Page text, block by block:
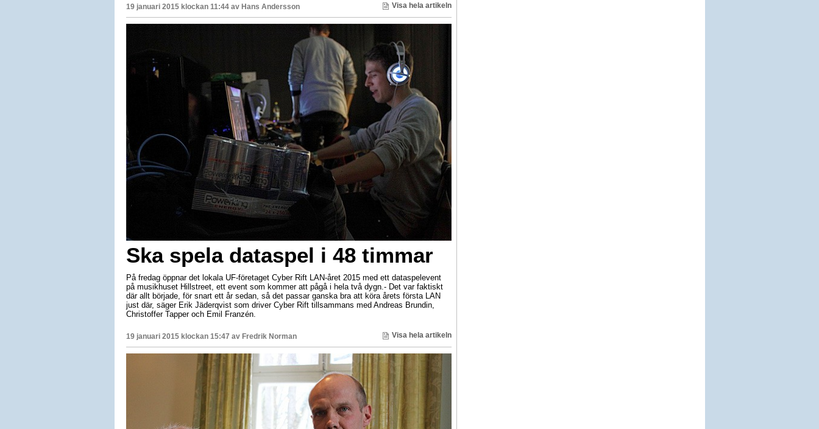
19 januari 2015 klockan 11:44 av Hans Andersson Visa hela artikeln
Ska spela dataspel i 48 timmar
På fredag öppnar det lokala UF-företaget Cyber Rift LAN-året 2015 med ett dataspelevent
på musikhuset Hillstreet, ett event som kommer att pågå i hela två dygn.- Det var faktiskt
där allt började, för snart ett år sedan, så det passar ganska bra att köra årets första LAN
just där, säger Erik Jäderqvist som driver Cyber Rift tillsammans med Andreas Brundin,
Christoffer Tapper och Emil Franzén.
19 januari 2015 klockan 15:47 av Fredrik Norman Visa hela artikeln